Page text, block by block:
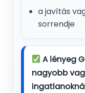
a javítás
sorrendje
A lényeg
nagyobb